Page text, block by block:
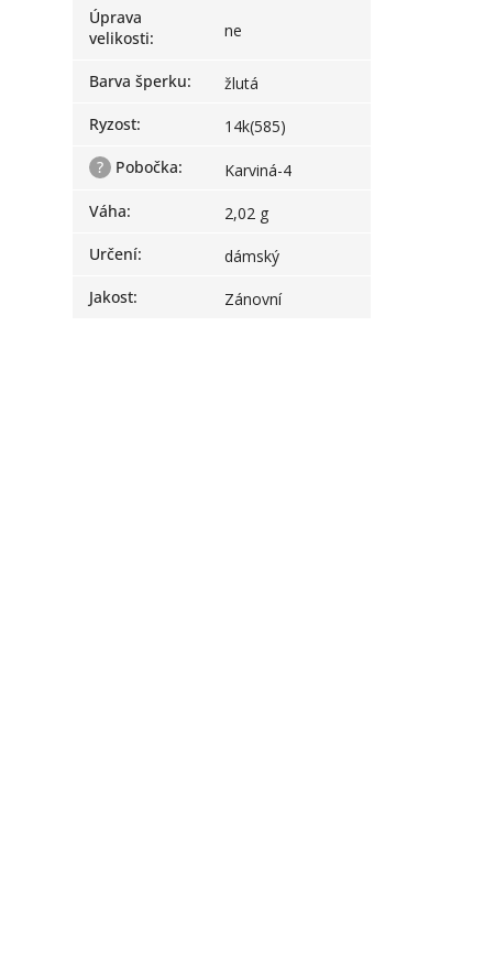
Úprava
velikosti: ne
Barva šperku:
žlutá
Ryzost:
14k(585)
?
Pobočka:
Karviná-4
Váha:
2,02 g
Určení:
dámský
Jakost: Zánovní